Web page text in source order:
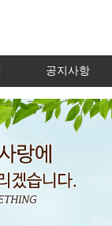
공지사항